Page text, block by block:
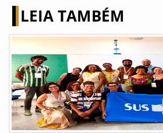
LEIA TAMBÉM